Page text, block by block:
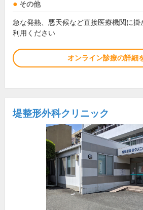
その他
急な発熱、悪天候など直接医療機関に
利用ください
オンライン診療の詳細
堤整形外科クリニック